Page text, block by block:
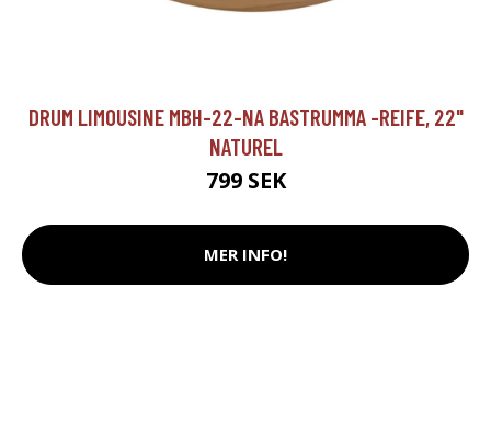
DRUM LIMOUSINE MBH-22-NA BASTRUMMA -REIFE, 22"
NATUREL
799 SEK
MER INFO!